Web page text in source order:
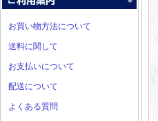
お買い物方法について
送料に関して
お支払いについて
配送について
よくある質問